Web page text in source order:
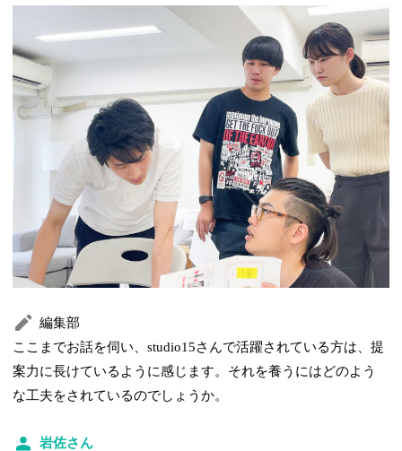
編集部
ここまでお話を伺い、studio15さんで活躍されている方は、提
案力に長けているように感じます。それを養うにはどのよう
な工夫をされているのでしょうか。
岩佐さん